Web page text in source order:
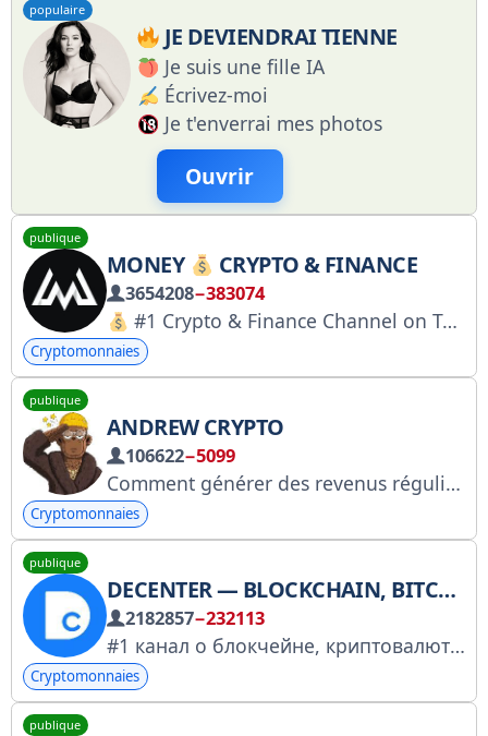
populaire
JE DEVIENDRAI TIENNE
Je suis une fille IA
Écrivez-moi
Je t'enverrai mes photos
Ouvrir
publique
MONEY CRYPTO & FINANCE
3654208−383074
#1 Crypto & Finance Channel on Telegram
Cryptomonnaies
publique
ANDREW CRYPTO
106622−5099
Comment générer des revenus réguliers sur le marché des cryptomonnaies ? Vous l’apprendrez sur cette chaîne. Admin : @InflCrypto
Cryptomonnaies
publique
DECENTER — BLOCKCHAIN, BITCOIN, INVESTISSEMENTS
2182857−232113
#1 канал о блокчейне, криптовалютах и децентрализованных финансах.
Cryptomonnaies
publique